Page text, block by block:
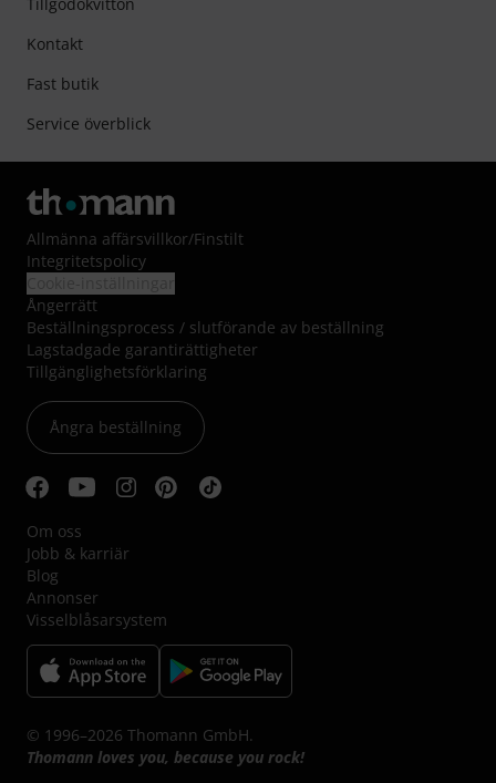
Kontakt
Fast butik
Service överblick
Allmänna affärsvillkor/Finstilt
Integritetspolicy
Ångerrätt
Beställningsprocess / slutförande av beställning
Lagstadgade garantirättigheter
Tillgänglighetsförklaring
Ångra beställning
Om oss
Jobb & karriär
Blog
Annonser
Visselblåsarsystem
© 1996–2026 Thomann GmbH.
Thomann loves you, because you rock!